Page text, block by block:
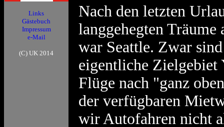
Links
Gästebuch
Impressum
e-Mail
(C) UK 2014
Nach den letzten
langgehegten
war Seattle. Zwar
eigentliche Zielgebiet
Flüge nach "ganz
der verfügbaren
wir Autofahren nicht